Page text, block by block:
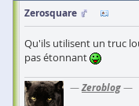
Zerosquare
Qu'ils utilisent un truc
pas étonnant
—Zeroblog—